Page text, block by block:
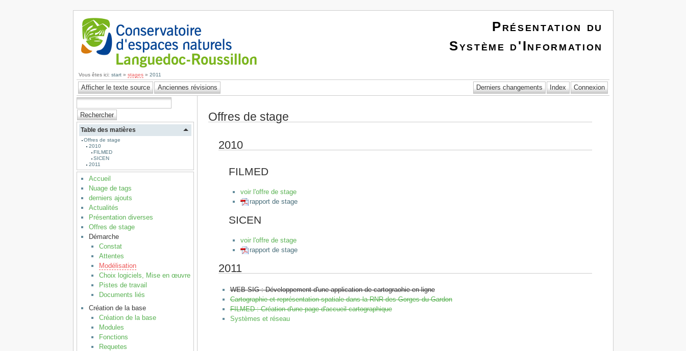
Présentation du
Système d'Information
Vous êtes ici: start » stages » 2011
Table des matières
Offres de stage
2010
FILMED
SICEN
2011
Accueil
Nuage de tags
derniers ajouts
Actualités
Présentation diverses
Offres de stage
Démarche
Constat
Attentes
Modélisation
Choix logiciels, Mise en œuvre
Pistes de travail
Documents liés
Création de la base
Création de la base
Modules
Fonctions
Requetes
Offres de stage
2010
FILMED
voir l'offre de stage
rapport de stage
SICEN
voir l'offre de stage
rapport de stage
2011
WEB SIG : Développement d'une application de cartograohie en ligne
Cartographie et représentation spatiale dans la RNR des Gorges du Gardon
FILMED : Création d'une page d'accueil cartographique
Systèmes et réseau